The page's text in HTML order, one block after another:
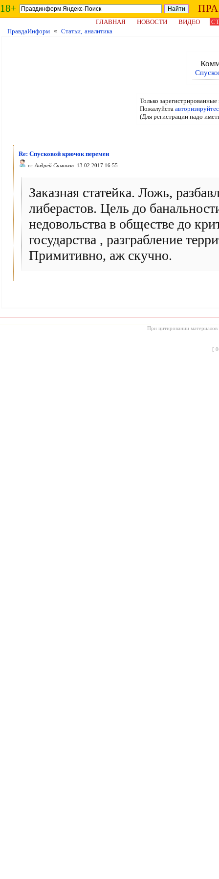
18+
ГЛАВНАЯ НОВОСТИ ВИДЕО
ПравдаИнформ ≈ Статьи, аналитика
Только
Пожалуйста
(Для регистрации надо
Re: Спусковой крючок перемен
от Андрей Симонов 13.02.2017 16:55
Заказная статейка. Ложь,
либерастов. Цель до
недовольства в обществе до
государства , разграбление
Примитивно, аж скучно.
При цитировании материалов
[